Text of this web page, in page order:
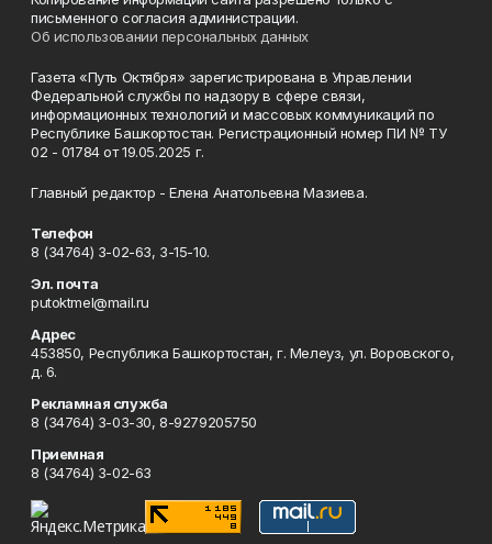
письменного согласия администрации.
Об использовании персональных данных
Газета «Путь Октября» зарегистрирована в Управлении
Федеральной службы по надзору в сфере связи,
информационных технологий и массовых коммуникаций по
Республике Башкортостан. Регистрационный номер ПИ № ТУ
02 - 01784 от 19.05.2025 г.
Главный редактор - Елена Анатольевна Мазиева.
Телефон
8 (34764) 3-02-63, 3-15-10.
Эл. почта
putoktmel@mail.ru
Адрес
453850, Республика Башкортостан, г. Мелеуз, ул. Воровского,
д. 6.
Рекламная служба
8 (34764) 3-03-30, 8-9279205750
Приемная
8 (34764) 3-02-63